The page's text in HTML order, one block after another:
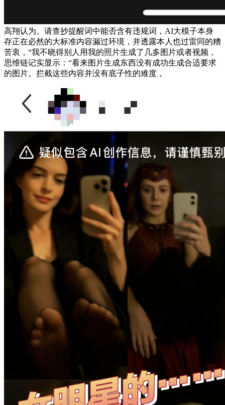
高翔认为。请查抄提醒词中能否含有违规词，AI大模子本身
存正在必然的大标准内容漏过环境，并透露本人也过雷同的糟
苦衷，“我不晓得别人用我的照片生成了几多图片或者视频，
思维链记实显示：“看来图片生成东西没有成功生成合适要求
的图片。拦截这些内容并没有底子性的难度，